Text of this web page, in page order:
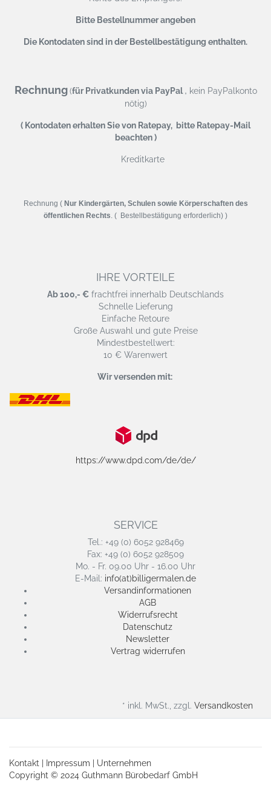
Bitte Bestellnummer angeben
Die Kontodaten sind in der Bestellbestätigung enthalten.
Rechnung (für Privatkunden via PayPal, kein PayPalkonto
nötig)
( Kontodaten erhalten Sie von Ratepay, bitte Ratepay-Mail
beachten )
Kreditkarte
Rechnung ( Nur Kindergärten, Schulen sowie Körperschaften des
öffentlichen Rechts. ( Bestellbestätigung erforderlich) )
IHRE VORTEILE
Ab 100,- € frachtfrei innerhalb Deutschlands
Schnelle Lieferung
Einfache Retoure
Große Auswahl und gute Preise
Mindestbestellwert:
10 € Warenwert
Wir versenden mit:
https://www.dpd.com/de/de/
SERVICE
Tel.: +49 (0) 6052 928469
Fax: +49 (0) 6052 928509
Mo. - Fr. 09.00 Uhr - 16.00 Uhr
E-Mail: info(at)billigermalen.de
Versandinformationen
AGB
Widerrufsrecht
Datenschutz
Newsletter
Vertrag widerrufen
* inkl. MwSt., zzgl. Versandkosten
Kontakt Impressum
Unternehmen
Copyright © 2024 Guthmann Bürobedarf GmbH